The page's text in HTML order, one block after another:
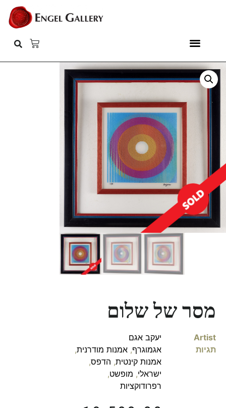
מסר של שלום
Artist
יעקב אגם
תגיות
אגמוגרף, אמנות מודרנית,
אמנות קינטית, הדפס,
ישראלי, מופשט,
רפרודוקציות